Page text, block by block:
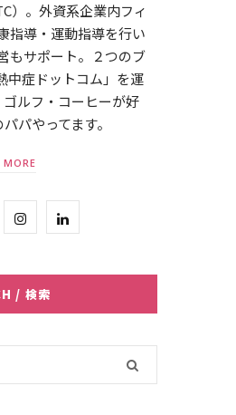
）。外資系企業内フィ
指導・運動指導を行い
もサポート。２つのブ
中症ドットコム」を運
ルフ・コーヒーが好
パやってます。
MORE
I
t
a
g
L
k
e
d
/ 検索